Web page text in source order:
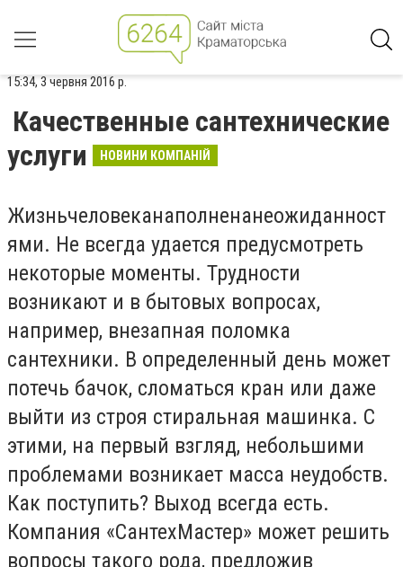
15:34, 3 червня 2016 р.
Качественные сантехнические
услуги
НОВИНИ КОМПАНІЙ
Жизньчеловеканаполненанеожиданност
ями. Не всегда удается предусмотреть
некоторые моменты. Трудности
возникают и в бытовых вопросах,
например, внезапная поломка
сантехники. В определенный день может
потечь бачок, сломаться кран или даже
выйти из строя стиральная машинка. С
этими, на первый взгляд, небольшими
проблемами возникает масса неудобств.
Как поступить? Выход всегда есть.
Компания «СантехМастер» может решить
вопросы такого рода, предложив